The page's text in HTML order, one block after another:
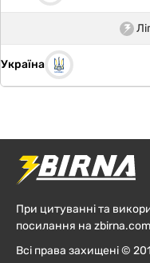
Україна
При цитуванні та
посилання на
Всі права захищені ©